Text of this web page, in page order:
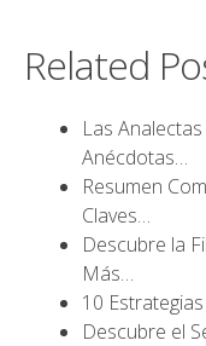
Related
Las
Anécdotas…
Resumen
Claves…
Descubre la
Más…
10
Descubre el